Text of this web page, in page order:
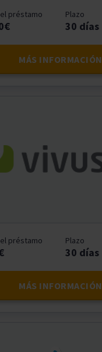
préstamo Plazo
30 días
MÁS INFORMACIÓN
préstamo Plazo
30 días
MÁS INFORMACIÓN